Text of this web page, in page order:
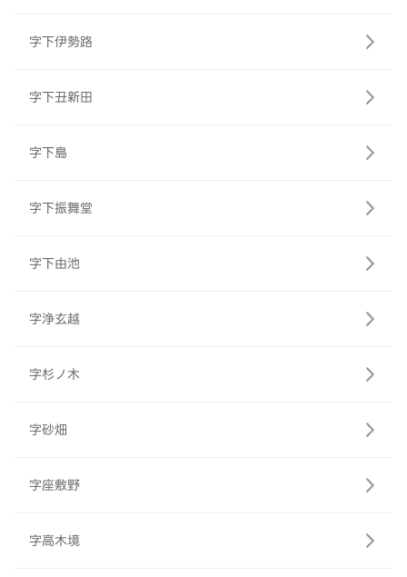
字下伊勢路
字下丑新田
字下島
字下振舞堂
字下由池
字浄玄越
字杉ノ木
字砂畑
字座敷野
字高木境